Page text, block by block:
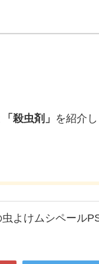
「殺虫剤」 を紹介し
よけムシペール